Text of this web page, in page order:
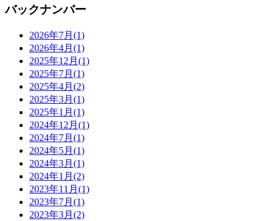
バックナンバー
2026年7月 (1)
2026年4月 (1)
2025年12月 (1)
2025年7月 (1)
2025年4月 (2)
2025年3月 (1)
2025年1月 (1)
2024年12月 (1)
2024年7月 (1)
2024年5月 (1)
2024年3月 (1)
2024年1月 (2)
2023年11月 (1)
2023年7月 (1)
2023年3月 (2)